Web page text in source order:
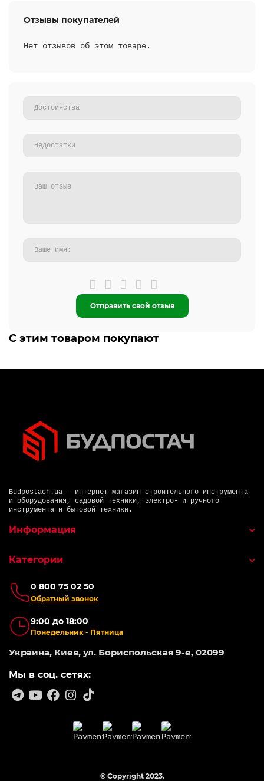
Отзывы покупателей
Нет отзывов об этом товаре.
Отправить свой отзыв
С этим товаром покупают
Budpostach.ua — интернет-магазин строительного инструмента
и оборудования, садовой техники, электро- и ручного
инструмента и бытовой техники.
0 800 75 02 50
Обратный звонок
9:00 до 18:00
Понедельник - Пятница
Украина, Киев, ул. Бориспольская 9-е, 02099
Мы в соц. сетях:
Информация
Категории
© Copyright 2023.